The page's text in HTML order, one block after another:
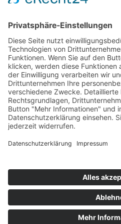
Widerrufsbelehrung
Mein Konto
Kontakt
Zahlung & Versand
Widerrufsbelehrung
Vertrag Widerrufen
Informationen
Über Mich
Impressum
AGB
Datenschutzerklärung
Impressum
Mein Konto